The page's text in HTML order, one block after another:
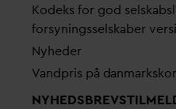
Kodeks for god
forsyningsselskaber
Nyheder
Vandpris på d